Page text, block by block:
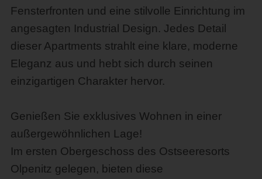
Fensterfronten und eine stilvolle Einrichtung im
angesagten Industrial Design. Jedes Detail
dieser Apartments strahlt eine klare, moderne
Eleganz aus und hebt sich durch seinen
einzigartigen Charakter hervor.
Genießen Sie exklusives Wohnen in einer
außergewöhnlichen Lage!
Im ersten Obergeschoss des Ostseeresorts
Olpenitz gelegen, bieten diese